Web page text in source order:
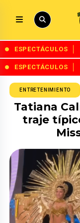
ESPECTÁCULOS
ESPECTÁCULOS
ENTRETENIMIENTO
Tatiana
traje